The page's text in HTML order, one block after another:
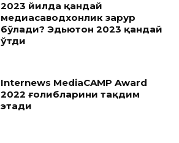
2023 йилда қандай
медиасаводхонлик зарур
бўлади? Эдьютон 2023 қандай
ўтди
Internews MediaCAMP Award
2022 ғолибларини тақдим
этади